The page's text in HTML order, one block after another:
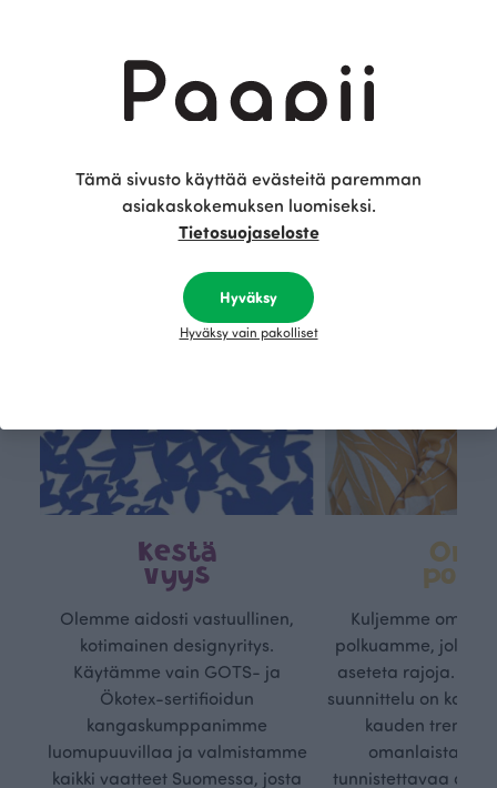
37.00 EUR
Kestä
vyys
Olemme aidosti vastuullinen,
kotimainen designyritys.
Käytämme vain GOTS- ja
Ökotex-sertifioidun
kangaskumppanimme
luomupuuvillaa ja valmistamme
kaikki vaatteet Suomessa, josta
Oma
Kuljemme omaa,
polkuamme, jolla
aseteta rajoja.
suunnittelu on
kauden
omanlaista,
tunnistettavaa
Tämä sivusto käyttää evästeitä paremman
asiakaskokemuksen luomiseksi.
Tietosuojaseloste
Hyväksy
Hyväksy vain pakolliset